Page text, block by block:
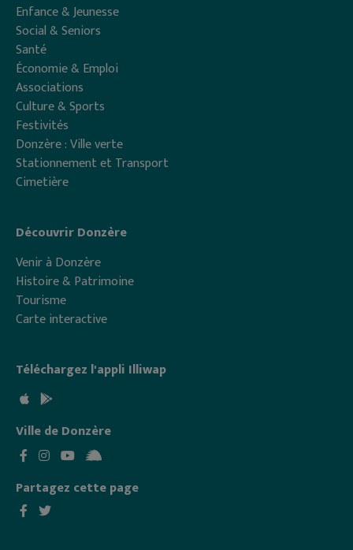
Enfance & Jeunesse
Social & Seniors
Santé
Économie & Emploi
Associations
Culture & Sports
Festivités
Donzère : Ville verte
Stationnement et Transport
Cimetière
Découvrir Donzère
Venir à Donzère
Histoire & Patrimoine
Tourisme
Carte interactive
Téléchargez l'appli Illiwap
Ville de Donzère
Partagez cette page